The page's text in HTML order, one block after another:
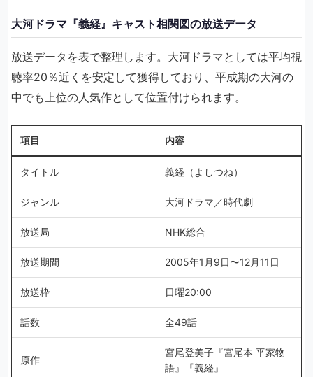
大河ドラマ『義経』キャスト相関図の放送データ
放送データを表で整理します。大河ドラマとしては平均視
聴率20％近くを安定して獲得しており、平成期の大河の
中でも上位の人気作として位置付けられます。
項目 内容
タイトル 義経（よしつね）
ジャンル 大河ドラマ／時代劇
放送局 NHK総合
放送期間 2005年1月9日〜12月11日
放送枠 日曜20:00
話数 全49話
原作
宮尾登美子『宮尾本 平家物
語』『義経』